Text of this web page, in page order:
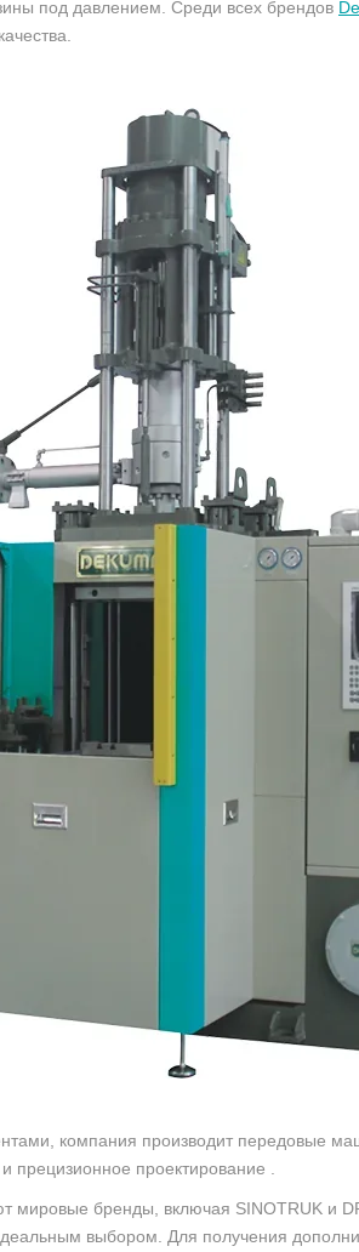
под давлением. Среди всех брендов
компания производит передовые
прецизионное проектирование .
мировые бренды, включая SINOTRUK и
выбором. Для получения